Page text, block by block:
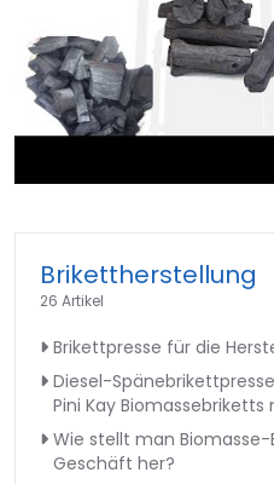
Brikettherstellung
26 Artikel
Brikettpresse für die
Diesel-
Pini Kay
Wie stellt man
Geschäft her?